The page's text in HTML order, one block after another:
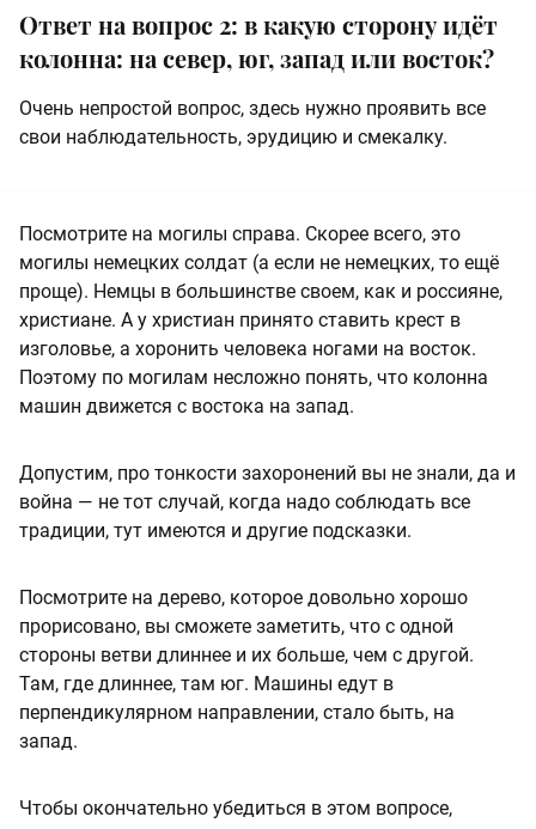
Ответ на вопрос 2: в какую сторону идёт
колонна: на север, юг, запад или восток?
Очень непростой вопрос, здесь нужно проявить все
свои наблюдательность, эрудицию и смекалку.
Посмотрите на могилы справа. Скорее всего, это
могилы немецких солдат (а если не немецких, то ещё
проще). Немцы в большинстве своем, как и россияне,
христиане. А у христиан принято ставить крест в
изголовье, а хоронить человека ногами на восток.
Поэтому по могилам несложно понять, что колонна
машин движется с востока на запад.
Допустим, про тонкости захоронений вы не знали, да и
война — не тот случай, когда надо соблюдать все
традиции, тут имеются и другие подсказки.
Посмотрите на дерево, которое довольно хорошо
прорисовано, вы сможете заметить, что с одной
стороны ветви длиннее и их больше, чем с другой.
Там, где длиннее, там юг. Машины едут в
перпендикулярном направлении, стало быть, на
запад.
Чтобы окончательно убедиться в этом вопросе,